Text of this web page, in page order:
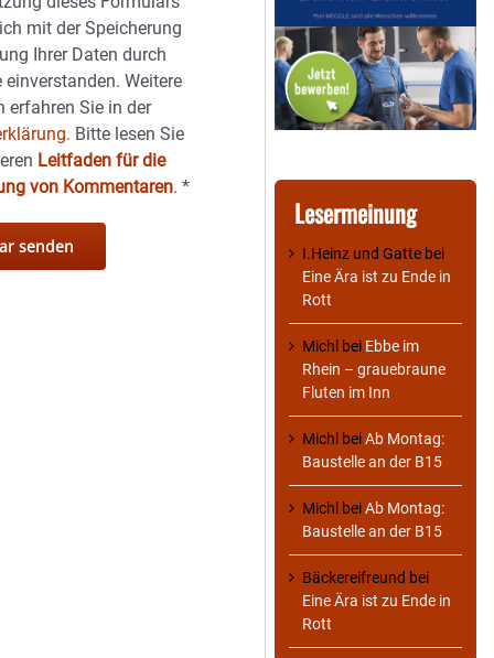
mit der Speicherung
Ihrer Daten durch
einverstanden. Weitere
erfahren Sie in der
Bitte lesen Sie
Leitfaden für die
von Kommentaren.*
Lesermeinung
I.Heinz und Gatte bei
Eine Ära ist zu Ende in
Rott
Michl bei Ebbe im
Rhein – grauebraune
Fluten im Inn
Michl beiAb Montag:
Baustelle an der B15
Michl beiAb Montag:
Baustelle an der B15
Bäckereifreund bei
Eine Ära ist zu Ende in
Rott